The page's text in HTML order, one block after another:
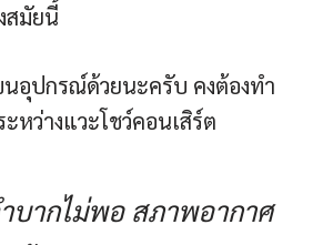
สมัยนี้
อุปกรณ์ด้วยนะครับ คงต้องทำ
หว่างแวะโชว์คอนเสิร์ต
บากไม่พอ สภาพอากาศ